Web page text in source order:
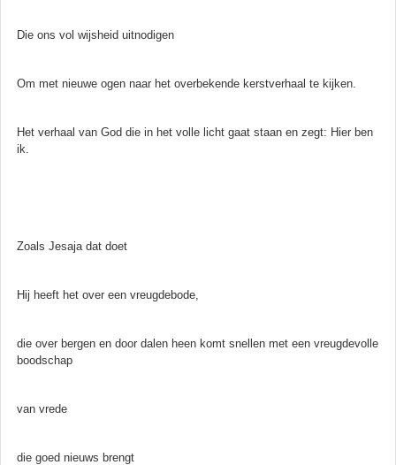
Die ons vol wijsheid uitnodigen
Om met nieuwe ogen naar het overbekende kerstverhaal te kijken.
Het verhaal van God die in het volle licht gaat staan en zegt: Hier ben
ik.
Zoals Jesaja dat doet
Hij heeft het over een vreugdebode,
die over bergen en door dalen heen komt snellen met een vreugdevolle
boodschap
van vrede
die goed nieuws brengt